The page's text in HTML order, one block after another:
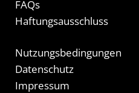
FAQs
Haftungsausschluss
Nutzungsbedingungen
Datenschutz
Impressum